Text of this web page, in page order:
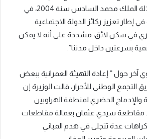
انطلاقته صاحب الجلالة الملك محمد السادس سنة 2004، في
إطار تعزيز ركائز الدولة الاجتماعية
في سكن لائق، مشددة على أنه لا يمكن
بسرعتين داخل مدننا”.
حول ” إعادة التهيئة العمرانية ببعض
التجمع الوطني للأحرار، قالت الوزيرة إن
والإدماج الحضري لمنطقة الهراويين
مقاطعة سيدي عثمان بعمالة مقاطعات
عدة تتجلى في هدم المباني